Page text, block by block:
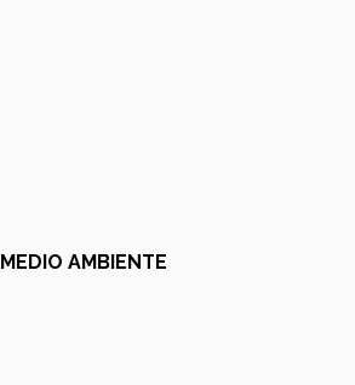
MEDIO AMBIENTE